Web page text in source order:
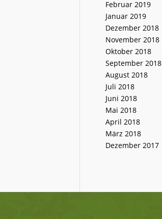
Februar 2019
Januar 2019
Dezember 2018
November 2018
Oktober 2018
September 2018
August 2018
Juli 2018
Juni 2018
Mai 2018
April 2018
März 2018
Dezember 2017